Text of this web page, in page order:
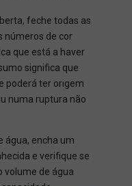
feche todas as
números de cor
que está a haver
significa que
poderá ter origem
numa ruptura não
água, encha um
e verifique se
volume de água